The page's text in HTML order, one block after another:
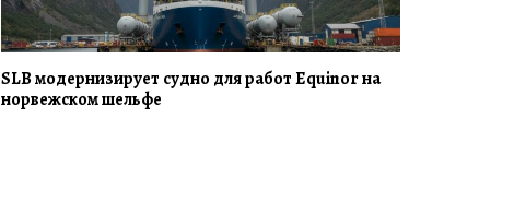
SLB модернизирует судно для работ Equinor на
норвежском шельфе